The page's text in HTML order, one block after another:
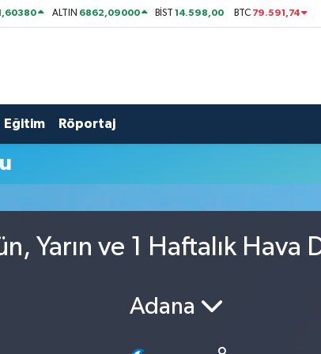
ALTIN 6862,09000 BİST14.598,00 BTC 79.591,74
Eğitim Röportaj
Yarın ve 1 Haftalık Hava
Adana